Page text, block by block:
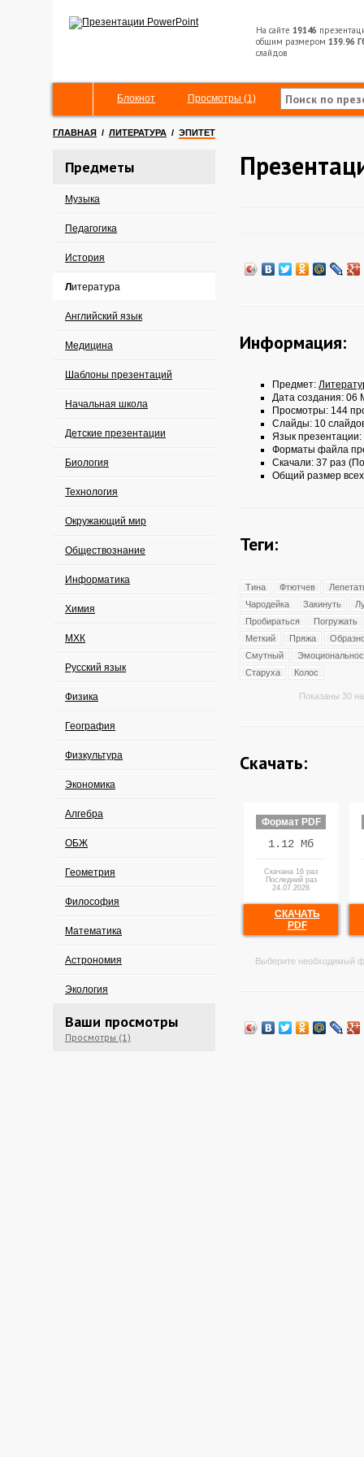
На сайте 19146
общим размером 139.96
слайдов
Блокнот Просмотры (1)
ГЛАВНАЯ / ЛИТЕРАТУРА / ЭПИТЕТ
Предметы
Музыка
Педагогика
История
Литература
Английский язык
Медицина
Шаблоны презентаций
Начальная школа
Детские презентации
Биология
Технология
Окружающий мир
Обществознание
Информатика
Химия
МХК
Русский язык
Физика
География
Физкультура
Экономика
Алгебра
ОБЖ
Геометрия
Философия
Математика
Астрономия
Экология
Ваши просмотры
Просмотры (1)
Информация:
Предмет:
Дата создания: 06
Просмотры: 144
Слайды: 10
Язык презентации:
Форматы файла
Скачали: 37 раз
Общий размер
Теги:
Тина Фтютчев
Чародейка
Закинуть
Пробираться
Погружать
Меткий
Пряжа
Смутный
Старуха
Колос
Показаны 30
Скачать:
Формат PDF
1.12 Мб
Скачана 16 раз
Последний раз
24.07.2026
СКАЧАТЬ
PDF
Выберите необходимый